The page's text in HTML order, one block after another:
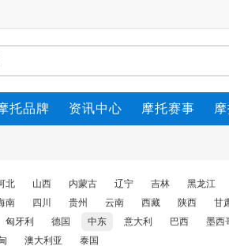
托品牌 资讯中心 摩托赛事
北 山西 内蒙古 辽宁 吉林 黑龙江
南 四川 贵州 云南 西藏 陕西 甘
匈牙利 德国 中东 意大利 巴西 墨西
澳大利亚 泰国